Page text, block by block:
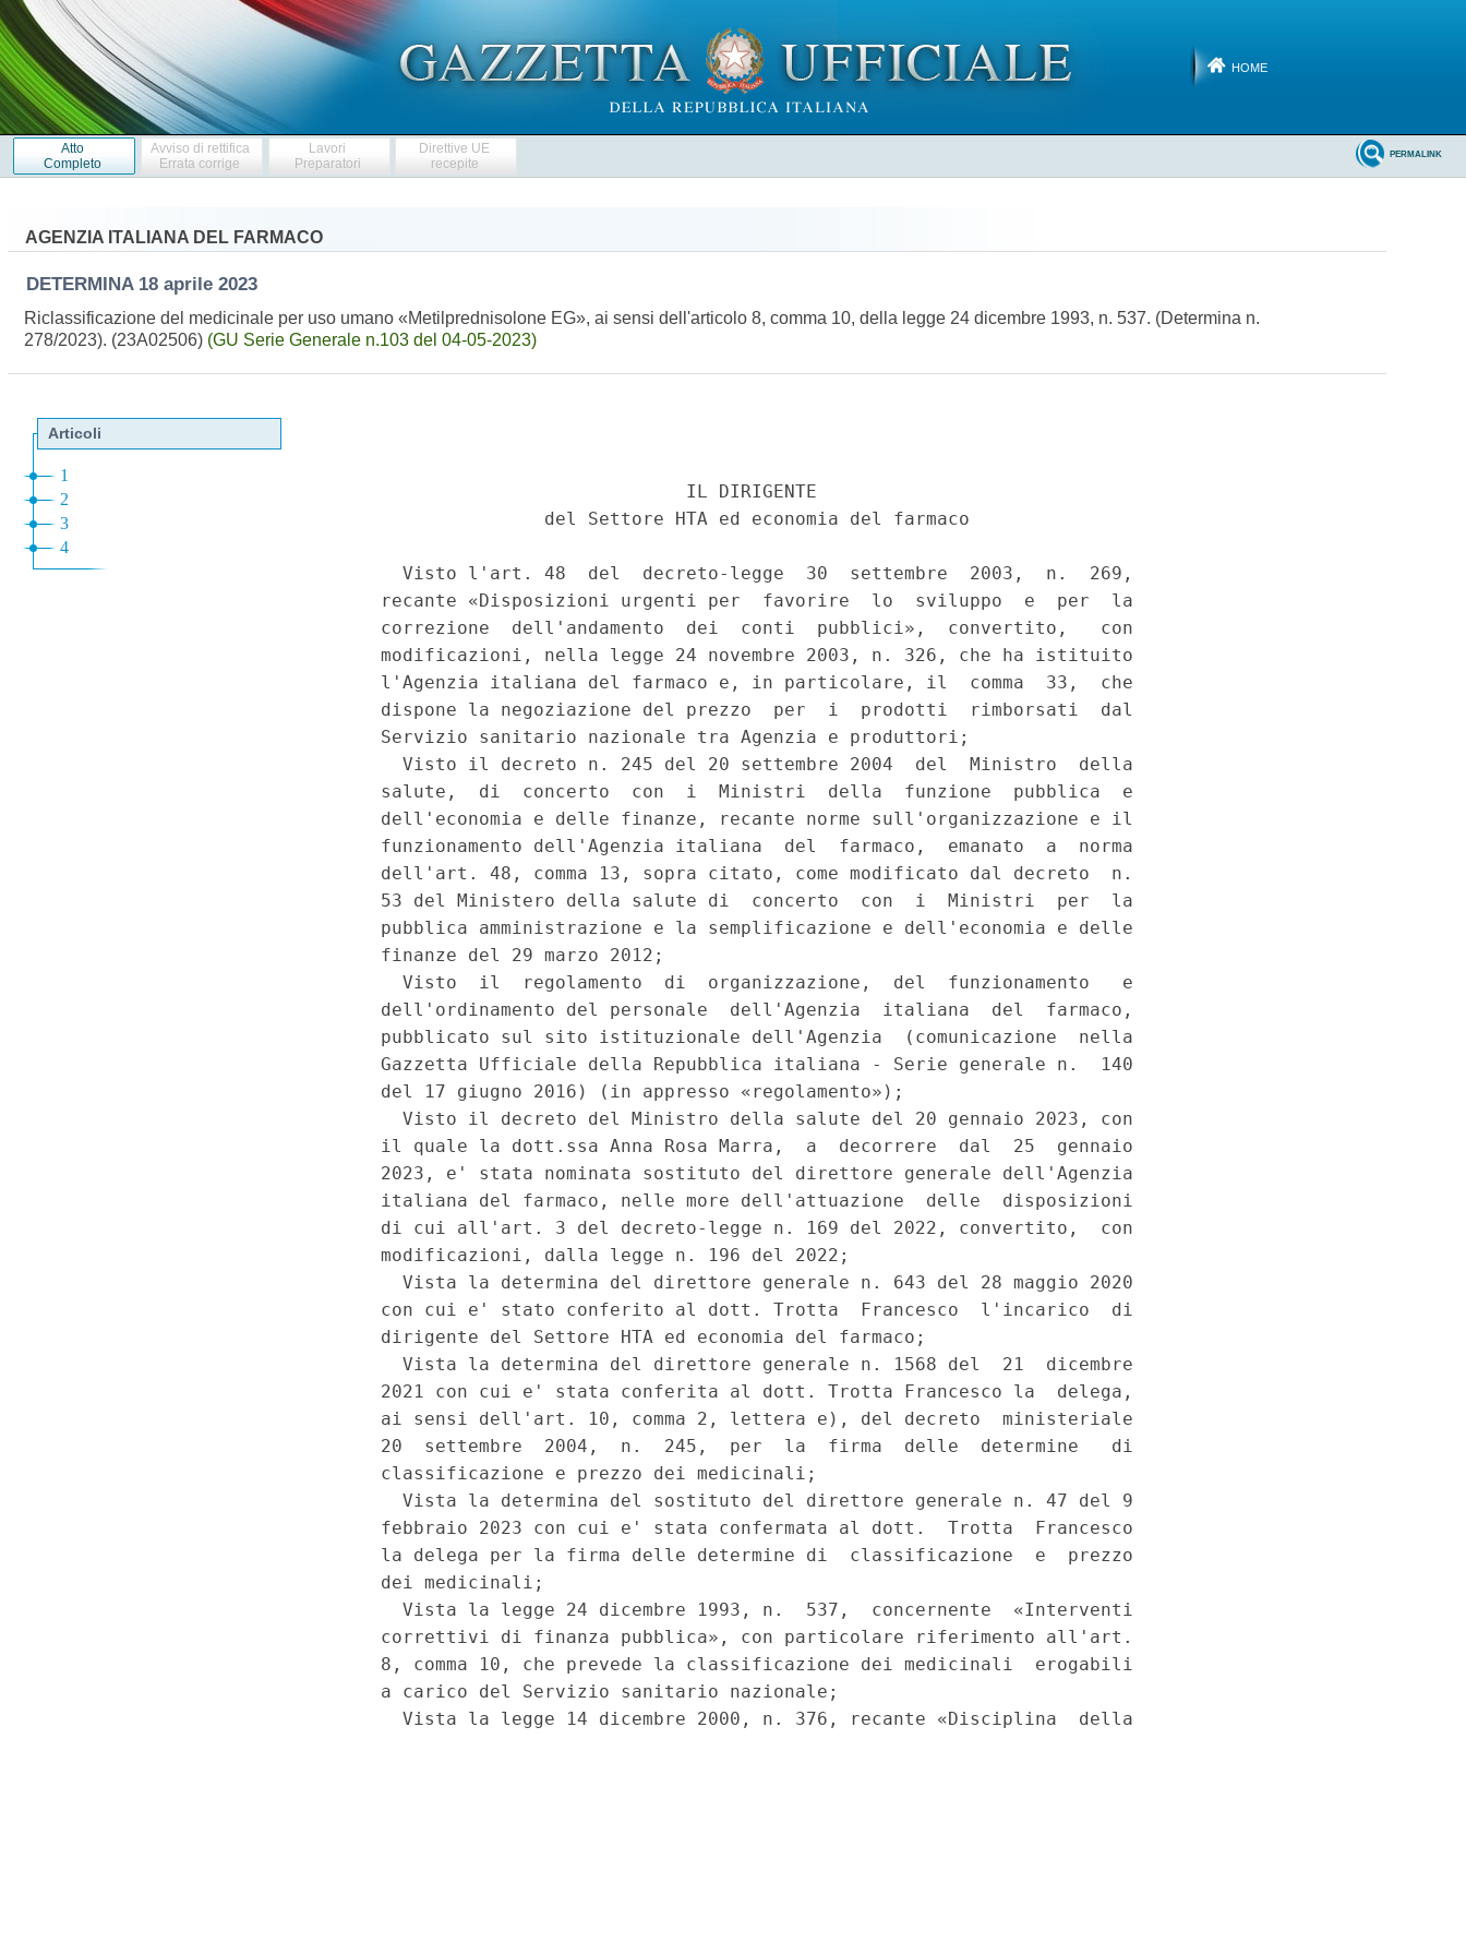
HOME
Atto
Completo
Avviso di rettifica
Errata corrige
Lavori
Preparatori
Direttive UE
recepite
PERMALINK
AGENZIA ITALIANA DEL FARMACO
DETERMINA 18 aprile 2023
Riclassificazione del medicinale per uso umano «Metilprednisolone EG», ai sensi dell'articolo 8, comma 10, della legge 24 dicembre 1993, n. 537. (Determina n.
278/2023). (23A02506) (GU Serie Generale n.103 del 04-05-2023)